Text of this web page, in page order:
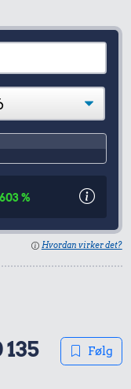
%
Hvordan virker det?
Følg